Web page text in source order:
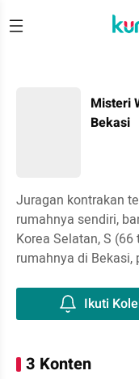
Misteri
Bekasi
Juragan kontrakan
rumahnya sendiri,
Korea Selatan, S
rumahnya di Bekasi,
Ikuti
3 Konten